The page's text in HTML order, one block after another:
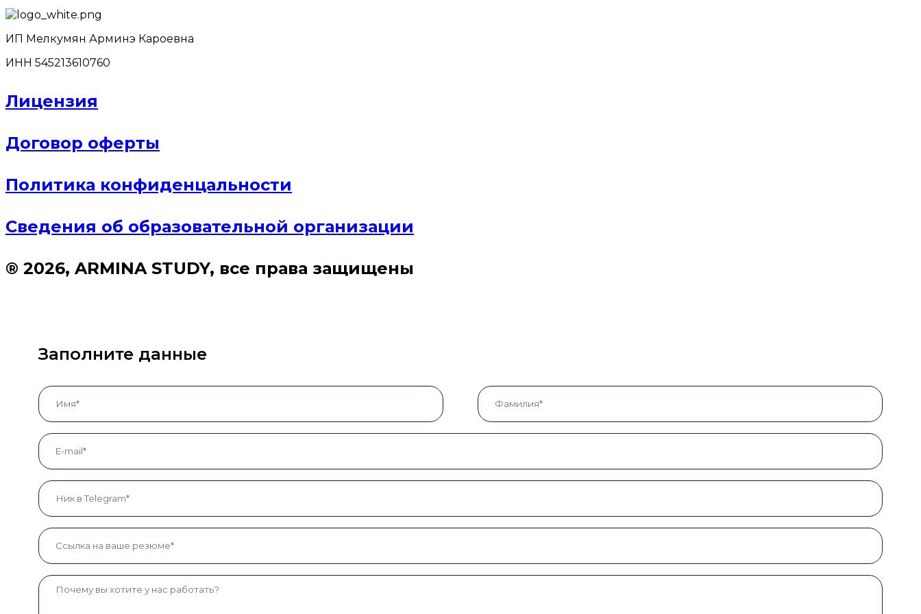
ИП Мелкумян Арминэ Кароевна
ИНН 545213610760
Лицензия
Договор оферты
Политика конфиденцальности
Сведения об образовательной организации
® 2026, ARMINA STUDY, все права защищены
Заполните данные